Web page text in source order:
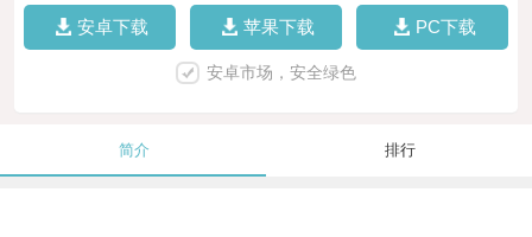
安卓下载 苹果下载 PC下载
安卓市场，安全绿色
简介 排行